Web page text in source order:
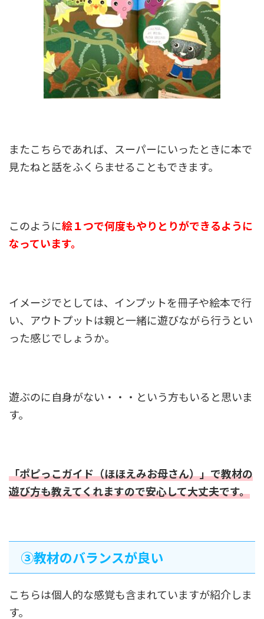
またこちらであれば、スーパーにいったときに本で
見たねと話をふくらませることもできます。
このように絵１つで何度もやりとりができるように
なっています。
イメージでとしては、インプットを冊子や絵本で行
い、アウトプットは親と一緒に遊びながら行うとい
った感じでしょうか。
遊ぶのに自身がない・・・という方もいると思いま
す。
「ポピっこガイド（ほほえみお母さん）」で教材の
遊び方も教えてくれますので安心して大丈夫です。
➂教材のバランスが良い
こちらは個人的な感覚も含まれていますが紹介しま
す。